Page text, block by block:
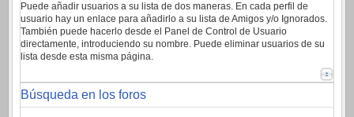
Puede añadir usuarios a su lista de dos maneras. En cada perfil de
usuario hay un enlace para añadirlo a su lista de Amigos y/o Ignorados.
También puede hacerlo desde el Panel de Control de Usuario
directamente, introduciendo su nombre. Puede eliminar usuarios de su
lista desde esta misma página.
Búsqueda en los foros